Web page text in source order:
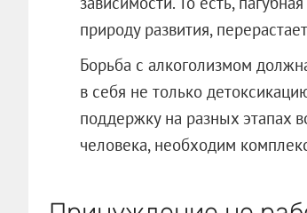
природу развития,
Борьба с алкоголизмом
в себя не только
поддержку на разных этапах
человека, необходим